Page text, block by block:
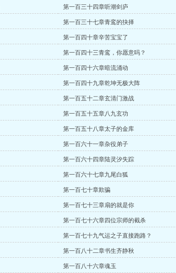
第一百三十四章听潮剑庐
第一百三十七章青鸾的抉择
第一百四十章辛苦宝宝了
第一百四十三青鸾，你愿意吗？
第一百四十六章暗流涌动
第一百四十九章乾坤无极大阵
第一百五十二章玄清门激战
第一百五十五章八九玄功
第一百五十八章太子的金库
第一百六十一章杂役弟子
第一百六十四章陆灵汐失踪
第一百六十七章九尾白狐
第一百七十章欺骗
第一百七十三章扇的就是你
第一百七十六章四位宗师的截杀
第一百七十九气运之子直接跑路？
第一百八十二章书生齐静秋
第一百八十六章魂玉